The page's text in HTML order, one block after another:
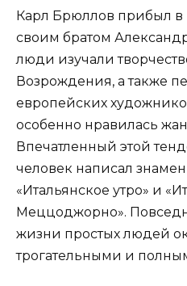
Карл Брюллов прибыл в
своим братом
люди изучали
Возрождения, а также
европейских
особенно нравилась
Впечатленный этой
человек написал
«Итальянское утро» и
Меццоджорно».
жизни простых людей
трогательными и